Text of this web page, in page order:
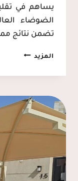
يساهم في
الضوضاء
تضمن نتائج
المزيدتركيب
للابواب
القطيف
0537128631
صوت
للابواب